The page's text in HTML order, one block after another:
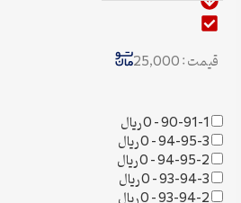
قیمت : 25,000
90-91-1
–0 ریال
94-95-3
–0 ریال
94-95-2
–0 ریال
93-94-3
–0 ریال
93-94-2
–0 ریال